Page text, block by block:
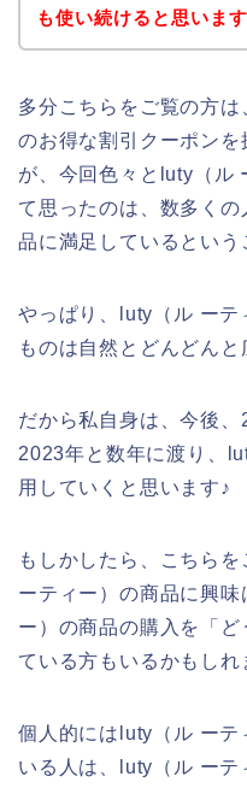
も使い続けると思いま
多分こちらをご覧の方
のお得な割引クーポン
が、今回色々とluty（ル
て思ったのは、数多く
品に満足しているという
やっぱり、luty（ル ーテ
ものは自然とどんどん
だから私自身は、今後
2023年と数年に渡り、
用していくと思います♪
もしかしたら、こちら
ーティー）の商品に興
ー）の商品の購入を「
ている方もいるかもしれ
個人的にはluty（ル ーテ
いる人は、luty（ル ー